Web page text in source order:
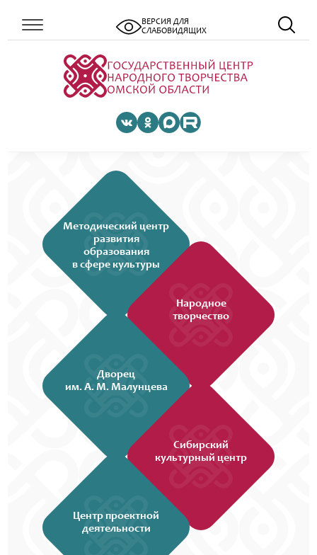
ВЕРСИЯ ДЛЯ
СЛАБОВИДЯЩИХ
Методический центр
развития
образования
в сфере культуры
Народное
творчество
Дворец
им. А. М. Малунцева
Сибирский
культурный центр
Центр проектной
деятельности